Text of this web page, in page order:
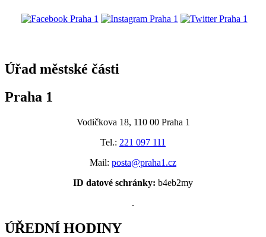
Úřad městské části
Praha 1
Vodičkova 18, 110 00 Praha 1
Tel.: 221 097 111
Mail: posta@praha1.cz
ID datové schránky: b4eb2my
.
ÚŘEDNÍ HODINY